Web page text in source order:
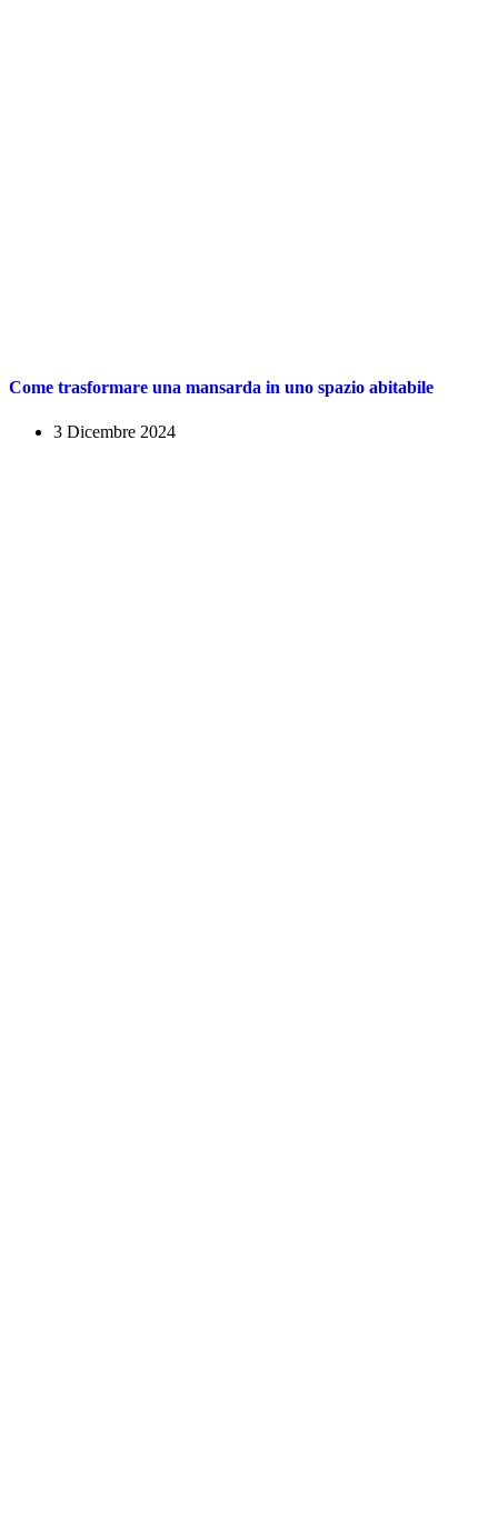
Come trasformare una mansarda in uno spazio abitabile
3 Dicembre 2024